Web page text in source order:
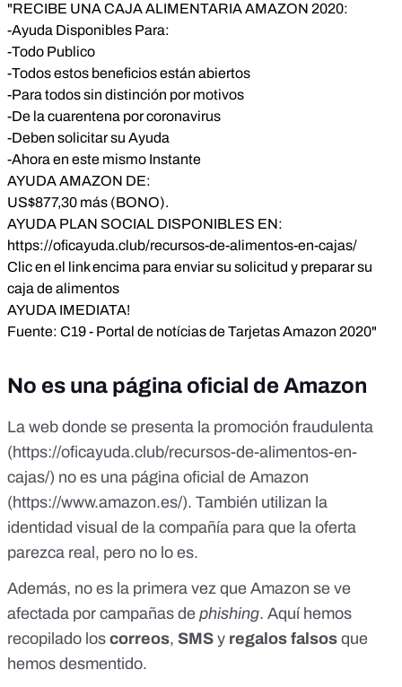
"RECIBE UNA CAJA ALIMENTARIA AMAZON 2020:
-Ayuda Disponibles Para:
-Todo Publico
-Todos estos beneficios están abiertos
-Para todos sin distinción por motivos
-De la cuarentena por coronavirus
-Deben solicitar su Ayuda
-Ahora en este mismo Instante
AYUDA AMAZON DE:
US$877,30 más (BONO).
AYUDA PLAN SOCIAL DISPONIBLES EN:
https://oficayuda.club/recursos-de-alimentos-en-cajas/
Clic en el link encima para enviar su solicitud y preparar su
caja de alimentos
AYUDA IMEDIATA!
Fuente: C19 - Portal de notícias de Tarjetas Amazon 2020"
No es una página oficial de Amazon
La web donde se presenta la promoción fraudulenta
(https://oficayuda.club/recursos-de-alimentos-en-
cajas/) no es una página oficial de Amazon
(https://www.amazon.es/). También utilizan la
identidad visual de la compañía para que la oferta
parezca real, pero no lo es.
Además, no es la primera vez que Amazon se ve
afectada por campañas de phishing. Aquíhemos
recopilado los correos, SMS y regalos falsos que
hemos desmentido.